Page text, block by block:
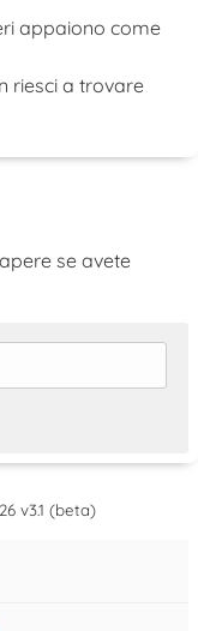
appaiono come
riesci a trovare
se avete
v3.1 (beta)